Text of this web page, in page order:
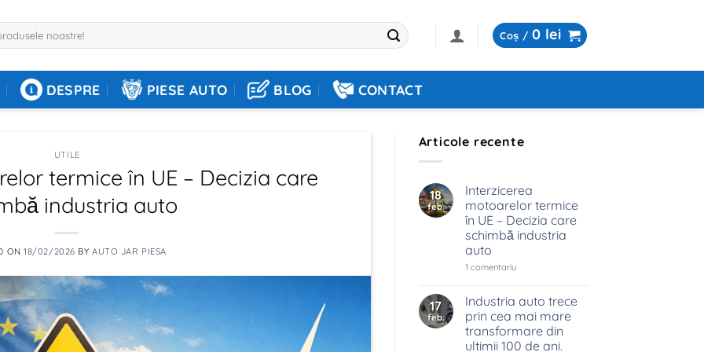
Coș / 0 lei
DESPRE PIESE AUTO BLOG CONTACT
UTILE
termice în UE – Decizia care
industria auto
ON18/02/2026 BYAUTO JAR PIESA
Articole recente
18
feb.
Interzicerea
motoarelor termice
în UE – Decizia care
schimbă industria
auto
1 comentariula
termice
în
UE
–
Decizia
care
17
feb.
Industria auto trece
prin cea mai mare
transformare din
ultimii 100 de ani.